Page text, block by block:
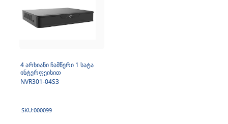
4 არხიანი ჩამწერი 1 სატა
ინტერფეისით
NVR301-04S3
SKU:000099